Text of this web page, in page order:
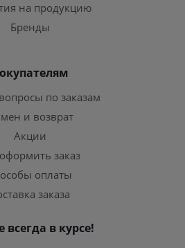
на продукцию
Бренды
по заказам
и возврат
Акции
заказ
оплаты
заказа
всегда в курсе!